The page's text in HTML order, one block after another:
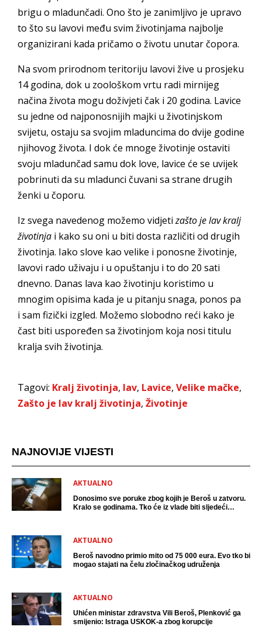
brigu o mladunčadi. Ono što je zanimljivo je upravo
to što su lavovi među svim životinjama najbolje
organizirani kada pričamo o životu unutar čopora.
Na svom prirodnom teritoriju lavovi žive u prosjeku
14 godina, dok u zoološkom vrtu radi mirnijeg
načina života mogu doživjeti čak i 20 godina. Lavice
su jedne od najponosnijih majki u životinjskom
svijetu, ostaju sa svojim mladuncima do dvije godine
njihovog života. I dok će mnoge životinje ostaviti
svoju mladunčad samu dok love, lavice će se uvijek
pobrinuti da su mladunci čuvani sa strane drugih
ženki u čoporu.
Iz svega navedenog možemo vidjetizašto je lav kralj
životinja i kako su oni u biti dosta različiti od drugih
životinja. Iako slove kao velike i ponosne životinje,
lavovi rado uživaju i u opuštanju i to do 20 sati
dnevno. Danas lava kao životinju koristimo u
mnogim opisima kada je u pitanju snaga, ponos pa
i sam fizički izgled. Možemo slobodno reći kako je
čast biti uspoređen sa životinjom koja nosi titulu
kralja svih životinja.
Tagovi: Kralj životinja, lav, Lavice, Velike mačke,
Zašto je lav kralj životinja, Životinje
NAJNOVIJE VIJESTI
AKTUALNO
Donosimo sve poruke zbog kojih je Beroš u zatvoru.
Kralo se godinama. Tko će iz vlade biti sljedeći
AKTUALNO
Beroš navodno primio mito od 75 000 eura. Evo tko bi
mogao stajati na čelu zločinačkog udruženja
AKTUALNO
Uhićen ministar zdravstva Vili Beroš, Plenković ga
smijenio: Istraga USKOK-a zbog korupcije